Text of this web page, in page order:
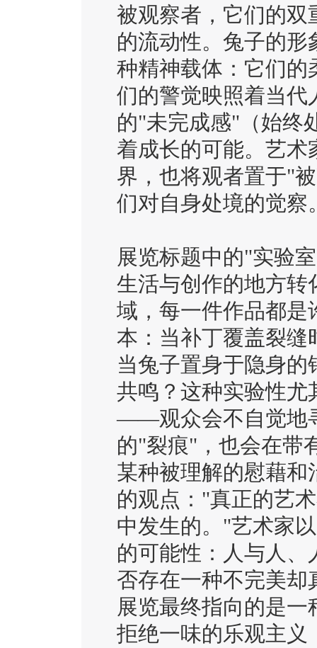
被观察者，它们的双
的流动性。兔子的
种精神载体：它们的
们的警觉映照着当代
的"未完成感"（始终
着成长的可能。艺术
界，也将观者置于"
们对自身处境的觉察
展览标题中的"实验
生活与创作的地方转
域，每一件作品都是
本：当补丁覆盖裂缝
当兔子置身于隐身
共鸣？这种实验性尤
——观众会不自觉地
的"裂痕"，也会在带
某种被理解的慰藉和
的观点："真正的艺
中发生的。"艺术家
的可能性：人与人
否存在一种不完美却
展览最终指向的是
拒绝一味的乐观主义